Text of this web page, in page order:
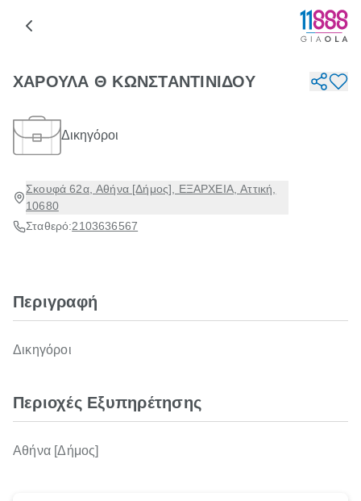
ΧΑΡΟΥΛΑ Θ ΚΩΝΣΤΑΝΤΙΝΙΔΟΥ
Δικηγόροι
Σκουφά 62α, Αθήνα [Δήμος], ΕΞΑΡΧΕΙΑ, Αττική,
10680
Σταθερό:2103636567
Περιγραφή
Δικηγόροι
Περιοχές Εξυπηρέτησης
Αθήνα [Δήμος]